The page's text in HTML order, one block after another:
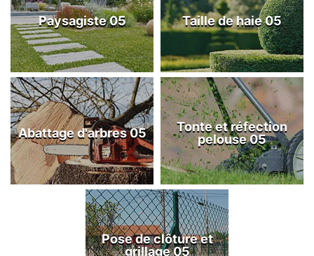
Paysagiste 05 Taille de haie 05
Abattage d'arbres 05
Tonte et réfection
pelouse 05
Pose de clôture et
grillage 05